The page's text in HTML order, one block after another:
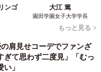
ンゴ 大江 篤
園田学園女子大学学長
もっと見る
肩見せコーデでファンざ
て思わず二度見」「むっ
」